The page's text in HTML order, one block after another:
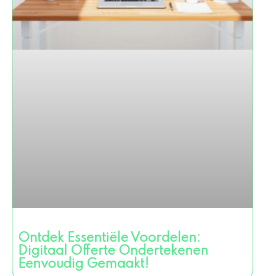
Ontdek Essentiële Voordelen:
Digitaal Offerte Ondertekenen
Eenvoudig Gemaakt!